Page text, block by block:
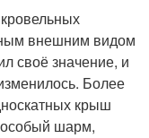
внешним видом
своё значение, и
Более
крыш
особый шарм,